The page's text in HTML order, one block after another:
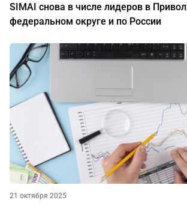
SIMAI снова в числе лидеров в
федеральном округе и по России
21 октября 2025